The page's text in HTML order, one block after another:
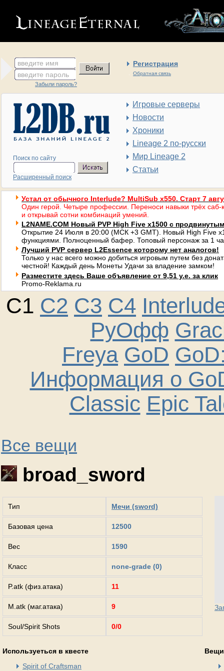
введите имя Регистрация
Обратная связь
введите пароль
Забыли пароль?
Поиск по сайту
Расширенный поиск
Игровые серверы
Новости
Хроники
Lineage 2 по-русски
Мир Lineage 2
Статьи
Устал от обычного Interlude? MultiSub x550. Старт 7
Один герой. Четыре профессии. Переноси навыки трёх саб-
и открывай сотни комбинаций умений.
L2NAME.COM Новый PVP High Five x1500 с
Открытие 24 Июля в 20:00 (МСК +3 GMT). Новый High Five
функциями. Полноценный бафер. Топовый персонаж за 1
Лучший PVP сервер L2Essence которому нет аналогов!
Только у нас всего можно добиться игровым путем без
честной! Каждый день Монеты Удачи за владение замком!
Разместите здесь Ваше объявление от 9,51 у.е. за клик
Promo-Reklama.ru
C1 C2 C3 C4
РуОфф
Freya GoD
Информация о
Classic Epic
Все вещи
broad_sword
Тип Мечи (sword)
Базовая цена 12500
Вес 1590
Класс none-grade (0)
P.atk (физ.атака) 11
M.atk (маг.атака) 9
Soul/Spirit Shots 0/0
Используеться в квесте
Spirit of Craftsman